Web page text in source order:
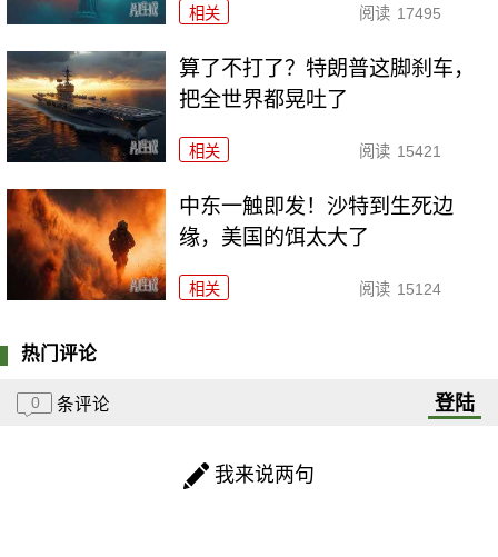
相关 阅读 17495
算了不打了？特朗普这脚刹车，
把全世界都晃吐了
相关 阅读 15421
中东一触即发！沙特到生死边
缘，美国的饵太大了
相关 阅读 15124
热门评论
0 条评论 登陆
我来说两句